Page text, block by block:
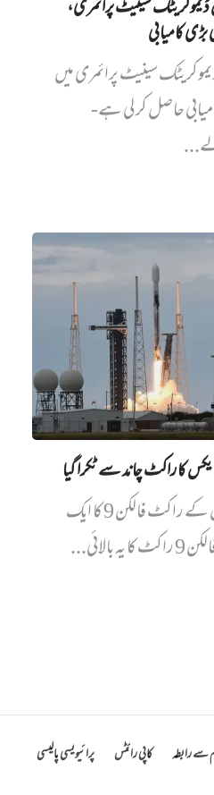
سینیٹ پرائمری،
بڑی کامیابی
سینیٹ پرائمری میں‌
حاصل کر لی ہے-
کا راکٹ چاند سے ٹکرا گیا
امریکی خلائی کمپنی سپیس ایکس کے راکٹ فالکن 9 کا ایک
سے رابطہ کاپی رائٹس پرائیویسی پالیسی